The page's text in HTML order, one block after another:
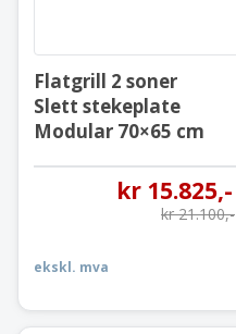
Flatgrill 2 soner
Slett stekeplate
Modular 70×65 cm
kr 15.825,-
kr21.100,-
ekskl. mva